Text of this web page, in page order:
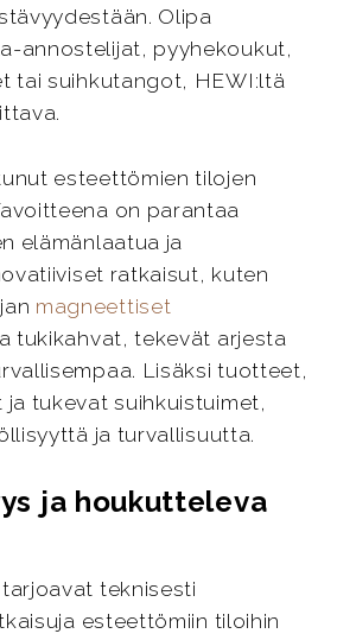
Olipa
annostelijat, pyyhekoukut,
tai suihkutangot, HEWI:ltä
esteettömien tilojen
on parantaa
elämänlaatua ja
ratkaisut, kuten
magneettiset
tukikahvat, tekevät arjesta
Lisäksi tuotteet,
tukevat suihkuistuimet,
ja turvallisuutta.
ja houkutteleva
teknisesti
esteettömiin tiloihin